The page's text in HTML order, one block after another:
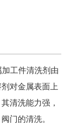
加工件清洗剂由
对金属表面上
清洗能力强，
门的清洗。